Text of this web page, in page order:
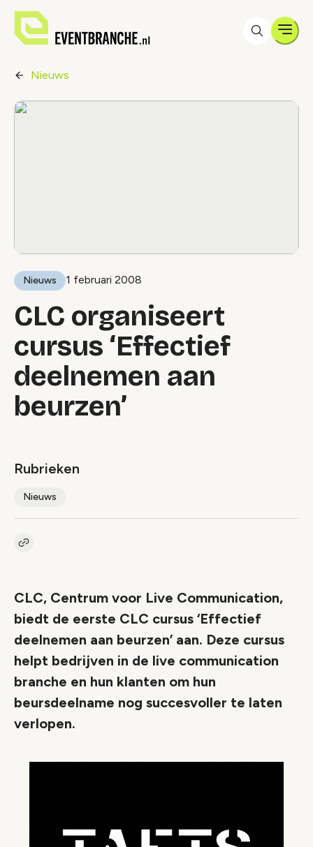
Nieuws
Nieuws 1 februari 2008
CLC organiseert
cursus ‘Effectief
deelnemen aan
beurzen’
Rubrieken
Nieuws
Kopieer link naar artikel
CLC, Centrum voor Live Communication,
biedt de eerste CLC cursus ‘Effectief
deelnemen aan beurzen’ aan. Deze cursus
helpt bedrijven in de live communication
branche en hun klanten om hun
beursdeelname nog succesvoller te laten
verlopen.